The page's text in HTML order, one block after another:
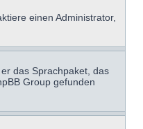
einen Administrator,
das Sprachpaket, das
Group gefunden